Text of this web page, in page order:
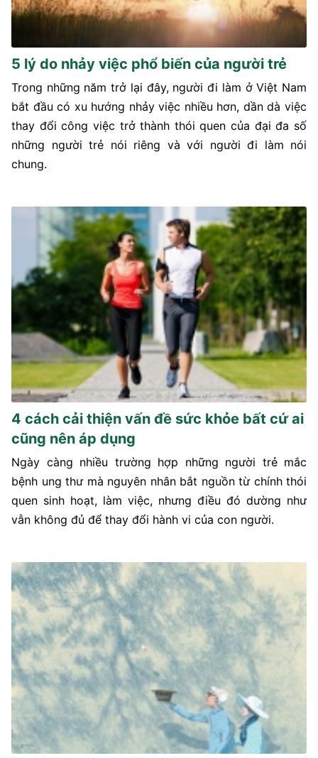
5 lý do nhảy việc phổ biến của người trẻ
Trong những năm trở lại đây, người đi làm ở Việt Nam
bắt đầu có xu hướng nhảy việc nhiều hơn, dần dà việc
thay đổi công việc trở thành thói quen của đại đa số
những người trẻ nói riêng và với người đi làm nói
chung.
4 cách cải thiện vấn đề sức khỏe bất cứ ai
cũng nên áp dụng
Ngày càng nhiều trường hợp những người trẻ mắc
bệnh ung thư mà nguyên nhân bắt nguồn từ chính thói
quen sinh hoạt, làm việc, nhưng điều đó dường như
vẫn không đủ để thay đổi hành vi của con người.